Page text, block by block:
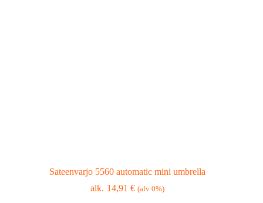
Sateenvarjo 5560 automatic mini umbrella
14,91€ (alv 0%)